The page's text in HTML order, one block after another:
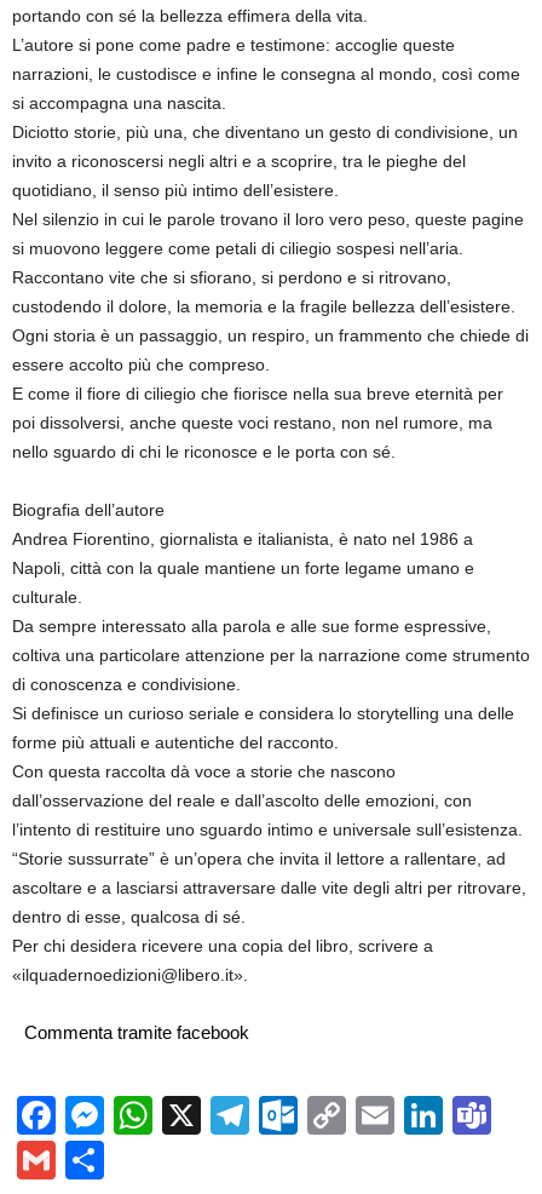
portando con sé la bellezza effimera della vita.
L’autore si pone come padre e testimone: accoglie queste
narrazioni, le custodisce e infine le consegna al mondo, così come
si accompagna una nascita.
Diciotto storie, più una, che diventano un gesto di condivisione, un
invito a riconoscersi negli altri e a scoprire, tra le pieghe del
quotidiano, il senso più intimo dell’esistere.
Nel silenzio in cui le parole trovano il loro vero peso, queste pagine
si muovono leggere come petali di ciliegio sospesi nell’aria.
Raccontano vite che si sfiorano, si perdono e si ritrovano,
custodendo il dolore, la memoria e la fragile bellezza dell’esistere.
Ogni storia è un passaggio, un respiro, un frammento che chiede di
essere accolto più che compreso.
E come il fiore di ciliegio che fiorisce nella sua breve eternità per
poi dissolversi, anche queste voci restano, non nel rumore, ma
nello sguardo di chi le riconosce e le porta con sé.
Biografia dell’autore
Andrea Fiorentino, giornalista e italianista, è nato nel 1986 a
Napoli, città con la quale mantiene un forte legame umano e
culturale.
Da sempre interessato alla parola e alle sue forme espressive,
coltiva una particolare attenzione per la narrazione come strumento
di conoscenza e condivisione.
Si definisce un curioso seriale e considera lo storytelling una delle
forme più attuali e autentiche del racconto.
Con questa raccolta dà voce a storie che nascono
dall’osservazione del reale e dall’ascolto delle emozioni, con
l’intento di restituire uno sguardo intimo e universale sull’esistenza.
“Storie sussurrate” è un’opera che invita il lettore a rallentare, ad
ascoltare e a lasciarsi attraversare dalle vite degli altri per ritrovare,
dentro di esse, qualcosa di sé.
Per chi desidera ricevere una copia del libro, scrivere a
«ilquadernoedizioni@libero.it».
Commenta tramite facebook
Facebook
Messenger
WhatsApp
X Telegram
Outlook.com
CopyEmail
Gmail